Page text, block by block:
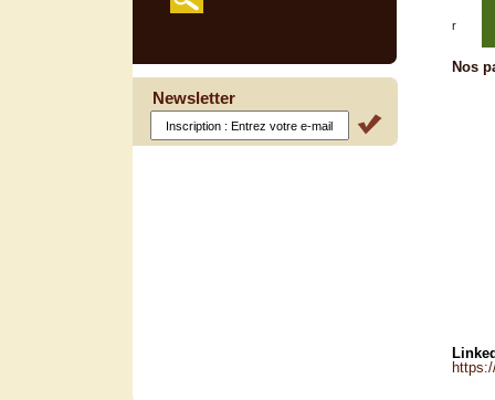
r
Nos
Newsletter